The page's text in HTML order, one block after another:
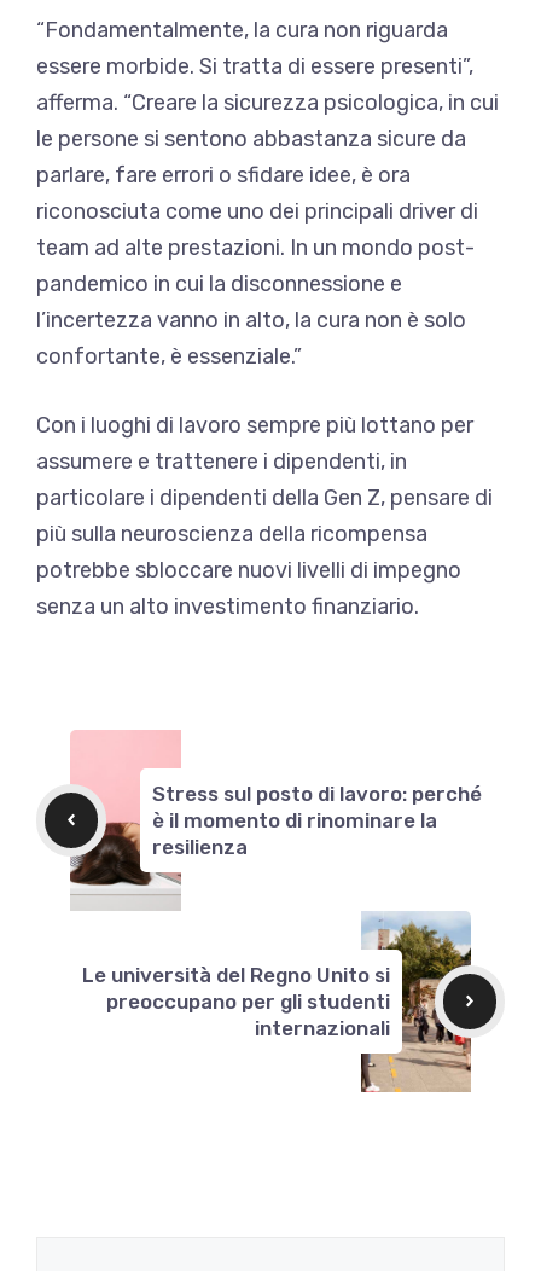
“Fondamentalmente, la cura non riguarda
essere morbide. Si tratta di essere presenti”,
afferma. “Creare la sicurezza psicologica, in cui
le persone si sentono abbastanza sicure da
parlare, fare errori o sfidare idee, è ora
riconosciuta come uno dei principali driver di
team ad alte prestazioni. In un mondo post-
pandemico in cui la disconnessione e
l’incertezza vanno in alto, la cura non è solo
confortante, è essenziale.”
Con i luoghi di lavoro sempre più lottano per
assumere e trattenere i dipendenti, in
particolare i dipendenti della Gen Z, pensare di
più sulla neuroscienza della ricompensa
potrebbe sbloccare nuovi livelli di impegno
senza un alto investimento finanziario.
Stress sul posto di lavoro: perché
è il momento di rinominare la
resilienza
Le università del Regno Unito si
preoccupano per gli studenti
internazionali